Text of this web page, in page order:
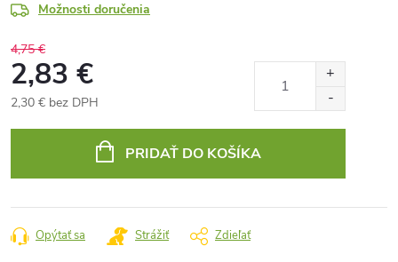
Možnosti doručenia
4,75 €
2,83 €
2,30 € bez DPH
PRIDAŤ DO KOŠÍKA
Opýtať sa Strážiť Zdieľať